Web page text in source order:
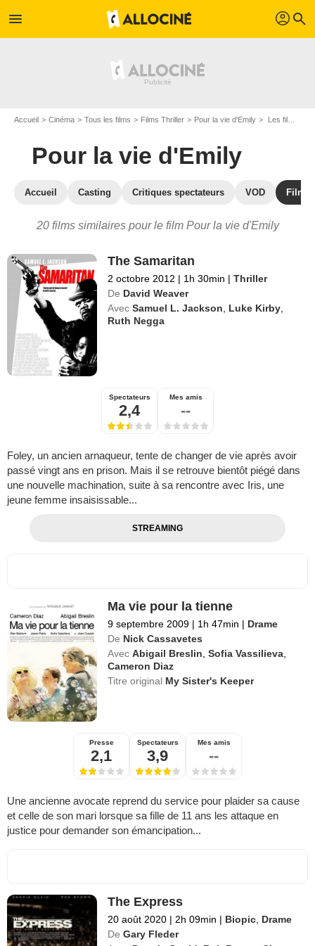
menu profil search
Accueil Cinéma Tous les films Films Thriller Pour la vie d'Emily Les films similaires à "Pour la vie d'Emily"
Pour la vie d'Emily
Accueil Casting Critiques spectateurs VOD Films
20 films similaires pour le film Pour la vie d'Emily
The Samaritan
2 octobre 2012 | 1h 30min | Thriller
De David Weaver
Avec Samuel L. Jackson Luke Kirby
Ruth Negga
Spectateurs
2,4
Mes amis
--
Foley, un ancien arnaqueur, tente de changer de vie après avoir
passé vingt ans en prison. Mais il se retrouve bientôt piégé dans
une nouvelle machination, suite à sa rencontre avec Iris, une
jeune femme insaisissable...
STREAMING
Ma vie pour la tienne
9 septembre 2009 | 1h 47min | Drame
De Nick Cassavetes
Avec Abigail Breslin ,Sofia Vassilieva
Cameron Diaz
Titre original My Sister's Keeper
Presse
2,1
Spectateurs
3,9
Mes amis
--
Une ancienne avocate reprend du service pour plaider sa cause
et celle de son mari lorsque sa fille de 11 ans les attaque en
justice pour demander son émancipation...
The Express
20 août 2020 | 2h 09min | Biopic Drame
De Gary Fleder